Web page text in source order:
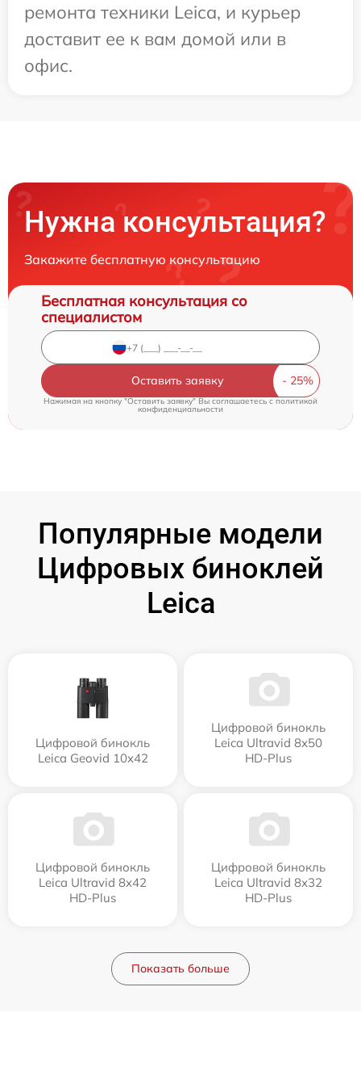
ремонта техники Leica, и курьер
доставит ее к вам домой или в
офис.
Нужна консультация?
Закажите бесплатную консультацию
Бесплатная консультация со
специалистом
Оставить заявку
Нажимая на кнопку "Оставить заявку" Вы соглашаетесь cполитикой
конфиденциальности
Популярные модели
Цифровых биноклей
Leica
Цифровой бинокль
Leica Geovid 10x42
Цифровой бинокль
Leica Ultravid 8x50
HD-Plus
Цифровой бинокль
Leica Ultravid 8x42
HD-Plus
Цифровой бинокль
Leica Ultravid 8x32
HD-Plus
Показать больше